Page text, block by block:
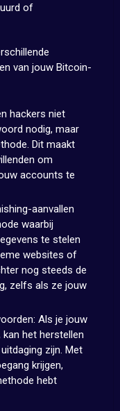
of
van jouw Bitcoin-
hackers niet
nodig, maar
Dit maakt
om
accounts te
aanvallen
waarbij
te stelen
websites of
nog steeds de
zelfs als ze jouw
Als je jouw
het herstellen
zijn. Met
krijgen,
hebt